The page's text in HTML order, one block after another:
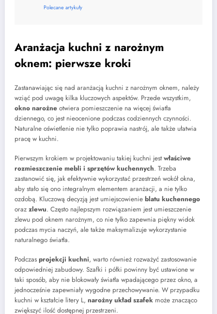
Polecane artykuły
Aranżacja kuchni z narożnym
oknem: pierwsze kroki
Zastanawiając się nad aranżacją kuchni z narożnym oknem, należy
wziąć pod uwagę kilka kluczowych aspektów. Przede wszystkim,
okno narożne otwiera pomieszczenie na więcej światła
dziennego, co jest nieocenione podczas codziennych czynności.
Naturalne oświetlenie nie tylko poprawia nastrój, ale także ułatwia
pracę w kuchni.
Pierwszym krokiem w projektowaniu takiej kuchni jestwłaściwe
rozmieszczenie mebli i sprzętów kuchennych. Trzeba
zastanowić się, jak efektywnie wykorzystać przestrzeń wokół okna,
aby stało się ono integralnym elementem aranżacji, a nie tylko
ozdobą. Kluczową decyzją jest umiejscowienie blatu kuchennego
oraz zlewu. Często najlepszym rozwiązaniem jest umieszczenie
zlewu pod oknem narożnym, co nie tylko zapewnia piękny widok
podczas mycia naczyń, ale także maksymalizuje wykorzystanie
naturalnego światła.
Podczas projekcji kuchni, warto również rozważyć zastosowanie
odpowiedniej zabudowy. Szafki i półki powinny być ustawione w
taki sposób, aby nie blokowały światła wpadającego przez okno, a
jednocześnie zapewniały wygodne przechowywanie. W przypadku
kuchni w kształcie litery L, narożny układ szafek może znacząco
zwiększyć ilość dostępnej przestrzeni.